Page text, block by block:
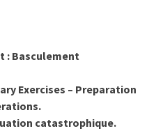
: Basculement
Exercises – Preparation
catastrophique.